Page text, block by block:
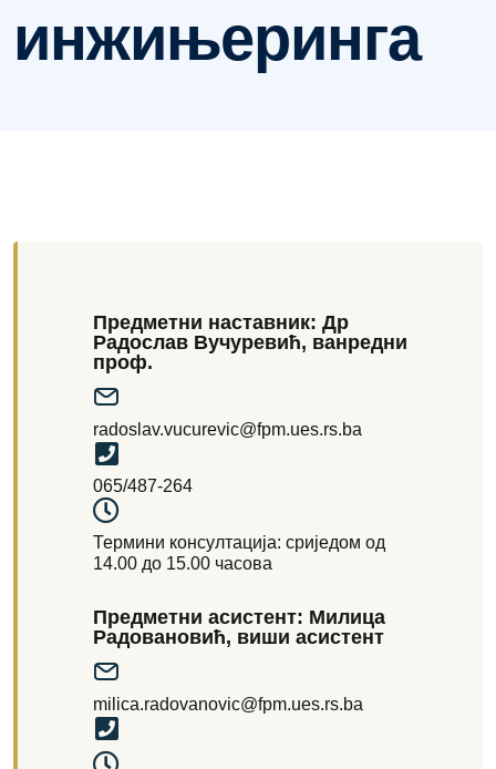
инжињеринга
Предметни наставник: Др
Радослав Вучуревић, ванредни
проф.
radoslav.vucurevic@fpm.ues.rs.ba
065/487-264
Термини консултација: сриједом од
14.00 до 15.00 часова
Предметни асистент: Милица
Радовановић, виши асистент
milica.radovanovic@fpm.ues.rs.ba